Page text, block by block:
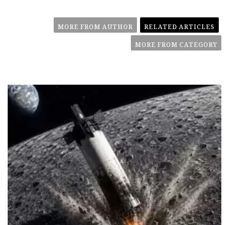
RELATED ARTICLES
MORE FROM AUTHOR
MORE FROM CATEGORY